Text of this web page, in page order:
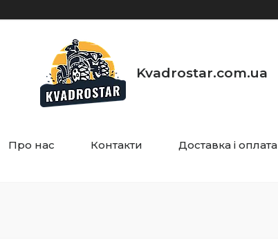
Kvadrostar.com.ua
Про нас Контакти Доставка і оплата